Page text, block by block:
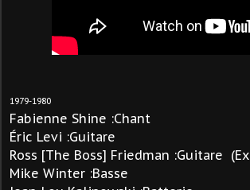
1979-1980
Fabienne Shine :Chant
Éric Levi :Guitare
Ross [The Boss] Friedman :Guitare (Ex
Mike Winter :Basse